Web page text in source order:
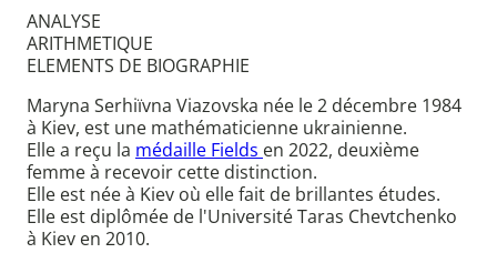
ANALYSE
ARITHMETIQUE
ELEMENTS DE BIOGRAPHIE
Maryna Serhiïvna Viazovska née le 2 décembre 1984
à Kiev, est une mathématicienne ukrainienne.
Elle a reçu la médaille Fields en 2022, deuxième
femme à recevoir cette distinction.
Elle est née à Kiev où elle fait de brillantes études.
Elle est diplômée de l'Université Taras Chevtchenko
à Kiev en 2010.